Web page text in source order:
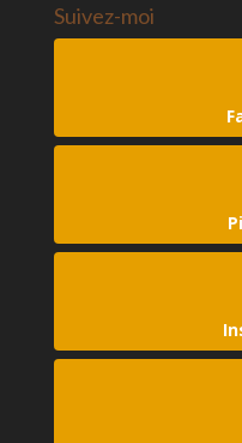
Suivez-moi